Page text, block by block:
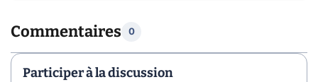
Commentaires 0
Participer à la discussion